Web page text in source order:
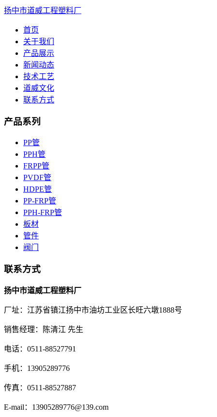
扬中市道威工程塑料厂
首页
关于我们
产品展示
新闻动态
技术工艺
道威文化
联系方式
产品系列
PP管
PPH管
FRPP管
PVDF管
HDPE管
PP-FRP管
PPH-FRP管
板材
管件
阀门
联系方式
扬中市道威工程塑料厂
厂址：江苏省镇江扬中市油坊工业区长旺六墩1888号
销售经理：陈清江 先生
电话：0511-88527791
手机：13905289776
传真：0511-88527887
E-mail：13905289776@139.com